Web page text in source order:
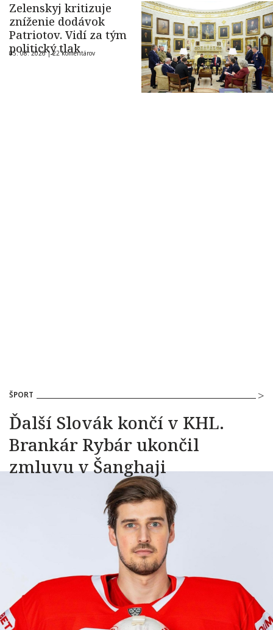
Zelenskyj kritizuje
zníženie dodávok
Patriotov. Vidí za tým
politický tlak
05. 08. 2026 |22 komentárov
ŠPORT